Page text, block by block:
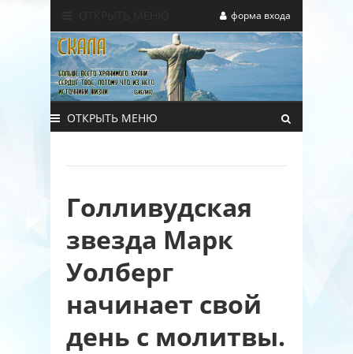
форма входа
ОТКРЫТЬ МЕНЮ
Голливудская
звезда Марк
Уолберг
начинает свой
день с молитвы.